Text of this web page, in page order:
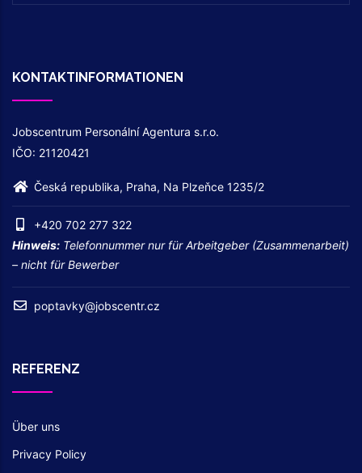
KONTAKTINFORMATIONEN
Jobscentrum Personální Agentura s.r.o.
IČO: 21120421
Česká republika, Praha, Na Plzeňce 1235/2
+420 702 277 322
Hinweis: Telefonnummer nur für Arbeitgeber (Zusammenarbeit)
– nicht für Bewerber
poptavky@jobscentr.cz
REFERENZ
Über uns
Privacy Policy